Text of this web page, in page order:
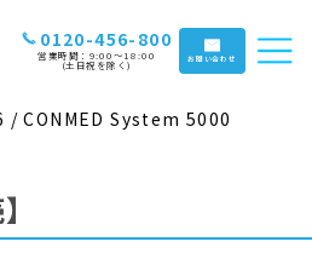
0120-456-800
営業時間：9:00〜18:00
(土日祝を除く) お問い合わせ
/ CONMED System 5000